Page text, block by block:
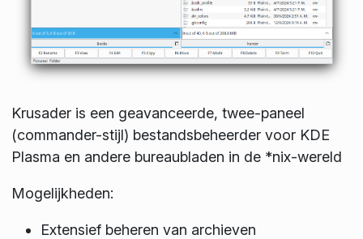
Krusader is een geavanceerde, twee-paneel
(commander-stijl) bestandsbeheerder voor KDE
Plasma en andere bureaubladen in de *nix-wereld
Mogelijkheden:
Extensief beheren van archieven